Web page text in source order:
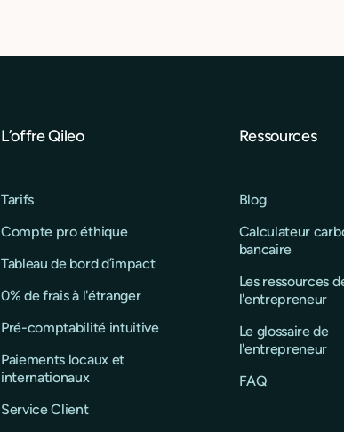
L’offre Qileo
Tarifs
Compte pro éthique
Tableau de bord d’impact
0% de frais à l'étranger
Pré-comptabilité intuitive
Paiements locaux et
internationaux
Service Client
Ressources
Blog
Calculateur
bancaire
Les ressources
l'entrepreneur
Le glossaire de
l'entrepreneur
FAQ